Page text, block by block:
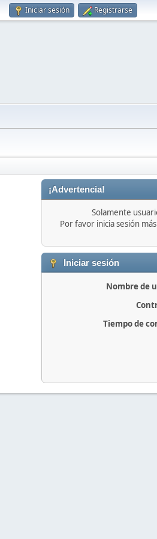
Iniciar sesión Registrarse
¡Advertencia!
Solamente
Por favor inicia sesión
Iniciar sesión
Nombre de
Tiempo de